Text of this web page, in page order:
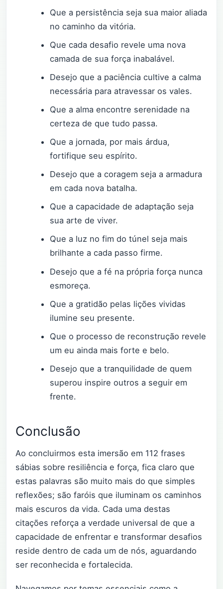
Que a persistência seja sua maior aliada
no caminho da vitória.
Que cada desafio revele uma nova
camada de sua força inabalável.
Desejo que a paciência cultive a calma
necessária para atravessar os vales.
Que a alma encontre serenidade na
certeza de que tudo passa.
Que a jornada, por mais árdua,
fortifique seu espírito.
Desejo que a coragem seja a armadura
em cada nova batalha.
Que a capacidade de adaptação seja
sua arte de viver.
Que a luz no fim do túnel seja mais
brilhante a cada passo firme.
Desejo que a fé na própria força nunca
esmoreça.
Que a gratidão pelas lições vividas
ilumine seu presente.
Que o processo de reconstrução revele
um eu ainda mais forte e belo.
Desejo que a tranquilidade de quem
superou inspire outros a seguir em
frente.
Conclusão
Ao concluirmos esta imersão em 112 frases
sábias sobre resiliência e força, fica claro que
estas palavras são muito mais do que simples
reflexões; são faróis que iluminam os caminhos
mais escuros da vida. Cada uma destas
citações reforça a verdade universal de que a
capacidade de enfrentar e transformar desafios
reside dentro de cada um de nós, aguardando
ser reconhecida e fortalecida.